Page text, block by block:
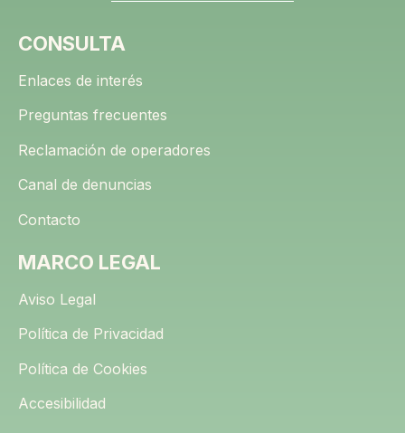
CONSULTA
Enlaces de interés
Preguntas frecuentes
Reclamación de operadores
Canal de denuncias
Contacto
MARCO LEGAL
Aviso Legal
Política de Privacidad
Política de Cookies
Accesibilidad